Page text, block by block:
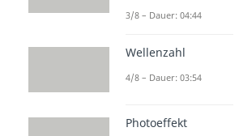
du hier und im
3/8 – Dauer: 04:44
Wellenzahl
4/8 – Dauer: 03:54
Photoeffekt